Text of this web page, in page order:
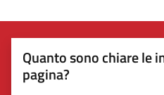
Quanto sono chiare le
pagina?